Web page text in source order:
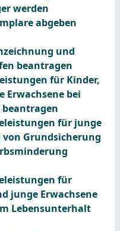
werden
abgeben
und
beantragen
für Kinder,
Erwachsene bei
beantragen
für junge
von Grundsicherung
für
junge Erwachsene
Lebensunterhalt